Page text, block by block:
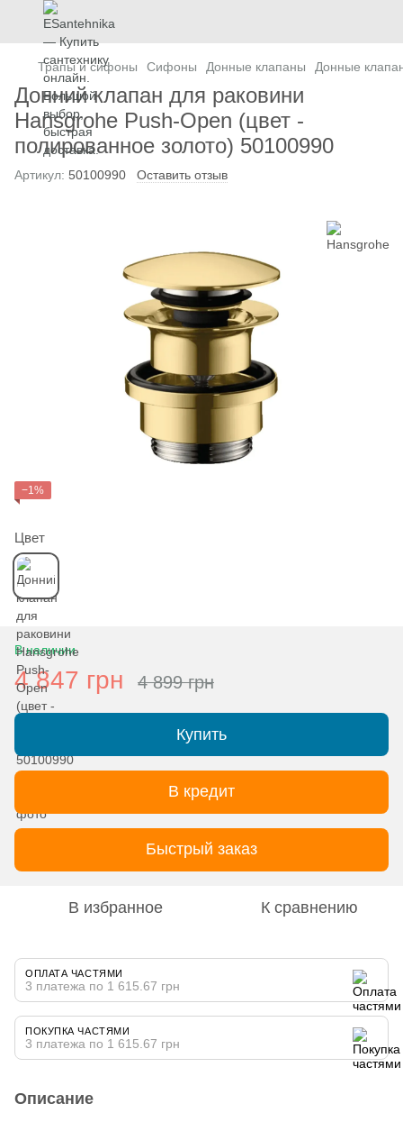
Трапы и сифоны Сифоны Донные клапаны Донные
Донний клапан для раковини
Hansgrohe Push-Open (цвет -
полированное золото) 50100990
Артикул: 50100990 Оставить отзыв
−1%
Цвет
В наличии
4 847 грн 4 899 грн
Купить
В кредит
Быстрый заказ
В избранное К сравнению
ОПЛАТА ЧАСТЯМИ
3 платежа по 1 615.67 грн
ПОКУПКА ЧАСТЯМИ
3 платежа по 1 615.67 грн
Описание